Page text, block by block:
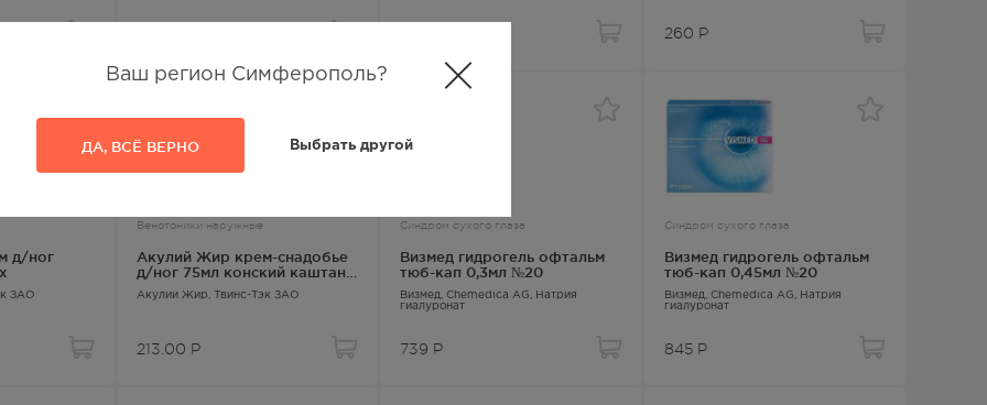
Ваш регион Симферополь?
ДА, ВСЁ ВЕРНО Выбрать другой
260 Р
д/ног
ЗАО
Венотоники наружные
Акулий Жир крем-снадобье
д/ног 75мл конский каштан
и ива
Акулий Жир , Твинс-Тэк ЗАО
213.00 Р
Синдром сухого глаза
Визмед гидрогель офтальм
тюб-кап 0,3мл №20
Визмед, Chemedica AG, Натрия
гиалуронат
739 Р
Синдром сухого глаза
Визмед гидрогель офтальм
тюб-кап 0,45мл №20
Визмед, Chemedica AG, Натрия
гиалуронат
845 Р